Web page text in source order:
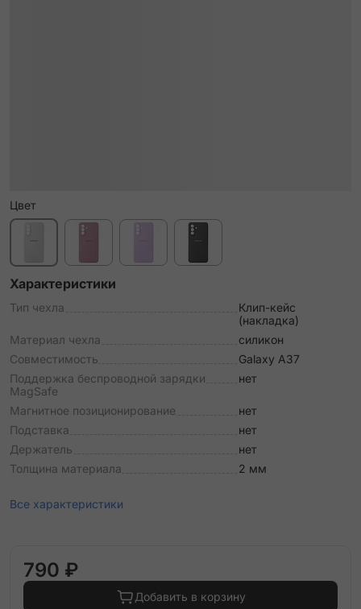
Цвет
Характеристики
Тип чехла
Клип-кейс
(накладка)
Материал чехла
силикон
Совместимость
Galaxy A37
Поддержка беспроводной зарядки
MagSafe
нет
Магнитное позиционирование
нет
Подставка
нет
Держатель
нет
Толщина материала
2 мм
Все характеристики
790 ₽
Добавить в корзину